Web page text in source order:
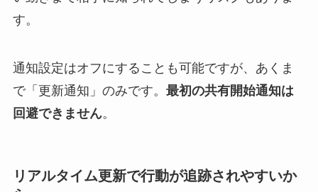
す。
通知設定はオフにすることも可能ですが、あくま
で「更新通知」のみです。 最初の共有開始通知は
回避できません。
リアルタイム更新で行動が追跡されやすいか